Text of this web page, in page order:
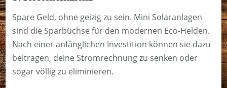
Spare Geld, ohne geizig zu sein. Mini Solaranlagen
sind die Sparbüchse für den modernen Eco-Helden.
Nach einer anfänglichen Investition können sie dazu
beitragen, deine Stromrechnung zu senken oder
sogar völlig zu eliminieren.